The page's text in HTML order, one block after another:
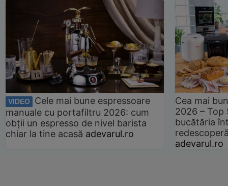
VIDEO
Cele mai bune espressoare
manuale cu portafiltru 2026: cum
obții un espresso de nivel barista
chiar la tine acasă adevarul.ro
Cea mai
2026 –
bucătăria
adevarul.ro